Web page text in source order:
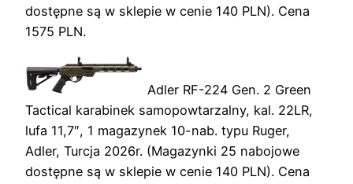
dostępne są w sklepie w cenie 140 PLN). Cena
1575 PLN.
Adler RF-224 Gen. 2 Green
Tactical karabinek samopowtarzalny, kal. 22LR,
lufa 11,7″, 1 magazynek 10-nab. typu Ruger,
Adler, Turcja 2026r. (Magazynki 25 nabojowe
dostępne są w sklepie w cenie 140 PLN). Cena